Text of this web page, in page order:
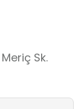
su
yerini ve
Sk.